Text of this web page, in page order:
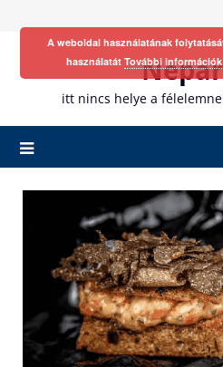
itt nincs helye a
A weboldal használatának
használatát További információk